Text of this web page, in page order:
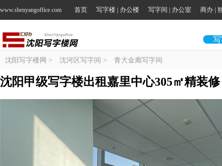
www.shenyangoffice.com 首页 写字楼 | 办公楼 写字间 | 办公室 商办 |
沈阳写字楼网 > 沈河区写字间 > 青大金廊写字间
沈阳甲级写字楼出租嘉里中心305㎡精装修